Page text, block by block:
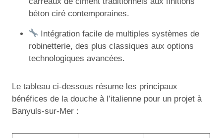
béton ciré contemporaines.
Intégration facile de multiples systèmes de
robinetterie, des plus classiques aux options
technologiques avancées.
Le tableau ci-dessous résume les principaux
bénéfices de la douche à l’italienne pour un projet à
Banyuls-sur-Mer :